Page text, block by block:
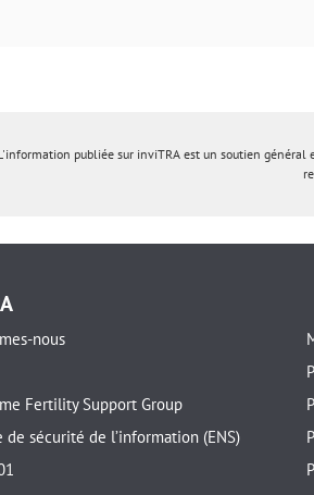
publiée sur inviTRA est un soutien général
nous
Fertility Support Group
de sécurité de l’information (ENS)